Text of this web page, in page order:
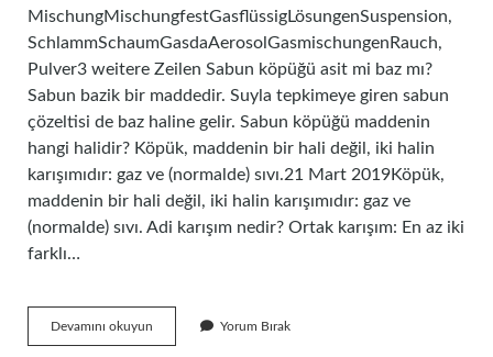
MischungMischungfestGasflüssigLösungenSuspension,
SchlammSchaumGasdaAerosolGasmischungenRauch,
Pulver3 weitere Zeilen Sabun köpüğü asit mi baz mı?
Sabun bazik bir maddedir. Suyla tepkimeye giren sabun
çözeltisi de baz haline gelir. Sabun köpüğü maddenin
hangi halidir? Köpük, maddenin bir hali değil, iki halin
karışımıdır: gaz ve (normalde) sıvı.21 Mart 2019Köpük,
maddenin bir hali değil, iki halin karışımıdır: gaz ve
(normalde) sıvı. Adi karışım nedir? Ortak karışım: En az iki
farklı…
Devamını okuyun
Köpüğü
Yorum Bırak